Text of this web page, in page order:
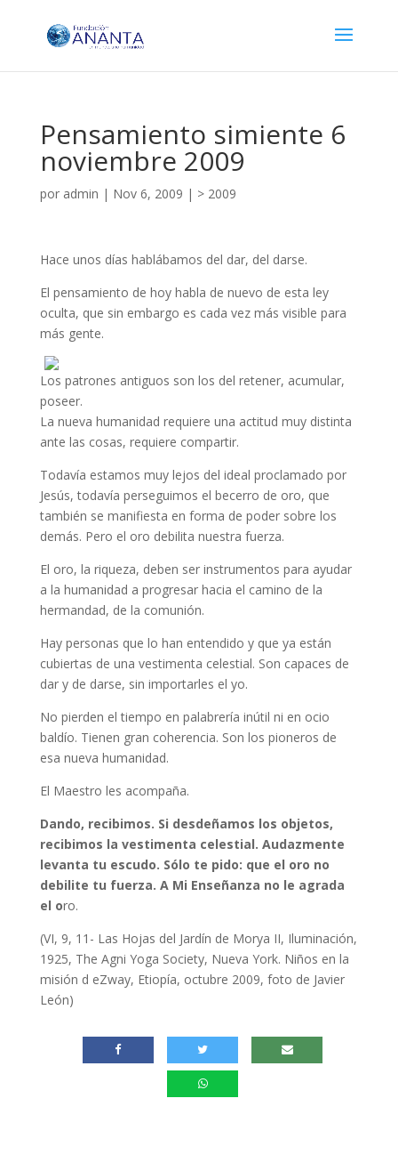
Pensamiento simiente 6
noviembre 2009
por admin | Nov 6, 2009 | > 2009
Hace unos días hablábamos del dar, del darse.
El pensamiento de hoy habla de nuevo de esta ley
oculta, que sin embargo es cada vez más visible para
más gente.
Los patrones antiguos son los del retener, acumular,
poseer.
La nueva humanidad requiere una actitud muy distinta
ante las cosas, requiere compartir.
Todavía estamos muy lejos del ideal proclamado por
Jesús, todavía perseguimos el becerro de oro, que
también se manifiesta en forma de poder sobre los
demás. Pero el oro debilita nuestra fuerza.
El oro, la riqueza, deben ser instrumentos para ayudar
a la humanidad a progresar hacia el camino de la
hermandad, de la comunión.
Hay personas que lo han entendido y que ya están
cubiertas de una vestimenta celestial. Son capaces de
dar y de darse, sin importarles el yo.
No pierden el tiempo en palabrería inútil ni en ocio
baldío. Tienen gran coherencia. Son los pioneros de
esa nueva humanidad.
El Maestro les acompaña.
Dando, recibimos. Si desdeñamos los objetos,
recibimos la vestimenta celestial. Audazmente
levanta tu escudo. Sólo te pido: que el oro no
debilite tu fuerza. A Mi Enseñanza no le agrada
el oro.
(VI, 9, 11- Las Hojas del Jardín de Morya II, Iluminación,
1925, The Agni Yoga Society, Nueva York. Niños en la
misión d eZway, Etiopía, octubre 2009, foto de Javier
León)